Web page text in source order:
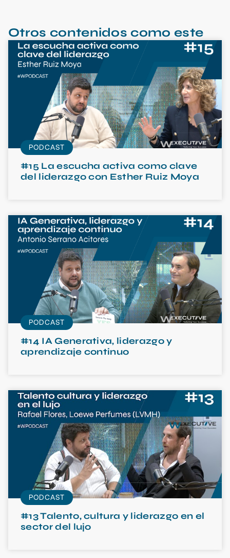
Otros contenidos como este
PODCAST
#15 La escucha activa como clave
del liderazgo con Esther Ruiz Moya
PODCAST
#14 IA Generativa, liderazgo y
aprendizaje continuo
PODCAST
#13 Talento, cultura y liderazgo en el
sector del lujo